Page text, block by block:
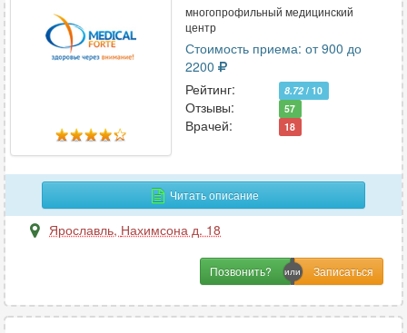
многопрофильный медицинский
центр
Стоимость приема: от 900 до
2200
Рейтинг:
8.72 / 10
Отзывы: 57
Врачей: 18
Читать описание
Ярославль, Нахимсона д. 18
Позвонить?